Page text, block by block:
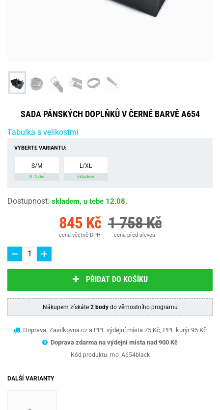
SADA PÁNSKÝCH DOPLŇKŮ V ČERNÉ BARVĚ A654
Tabulka s velikostmi
VYBERTE VARIANTU:
S/M
3 - 5 dní
L/XL
skladem
Dostupnost: skladem, u tebe 12.08.
845 Kč
cena včetně DPH
1 758 Kč
cena před slevou
PŘIDAT DO KOŠÍKU
Nákupem získáte 2 bodydo věrnostního programu
Doprava: Zasilkovna.cz a PPL výdejní místa 75 Kč, PPL kurýr 95 Kč
Doprava zdarma na výdejní místa nad 900 Kč
Kód produktu: mo_A654black
DALŠÍ VARIANTY